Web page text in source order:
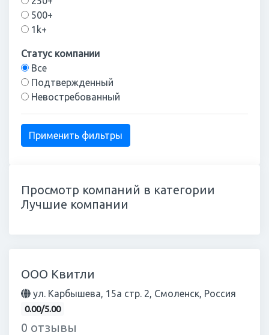
500+
1k+
Статус компании
Все
Подтвержденный
Невостребованный
Просмотр компаний в категории
Лучшие компании
ООО Квитли
ул. Карбышева, 15а стр. 2, Смоленск, Россия
0.00/5.00
0 отзывы